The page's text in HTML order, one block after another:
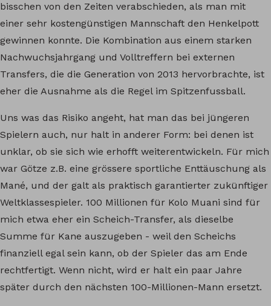
bisschen von den Zeiten verabschieden, als man mit
einer sehr kostengünstigen Mannschaft den Henkelpott
gewinnen konnte. Die Kombination aus einem starken
Nachwuchsjahrgang und Volltreffern bei externen
Transfers, die die Generation von 2013 hervorbrachte, ist
eher die Ausnahme als die Regel im Spitzenfussball.
Uns was das Risiko angeht, hat man das bei jüngeren
Spielern auch, nur halt in anderer Form: bei denen ist
unklar, ob sie sich wie erhofft weiterentwickeln. Für mich
war Götze z.B. eine grössere sportliche Enttäuschung als
Mané, und der galt als praktisch garantierter zukünftiger
Weltklassespieler. 100 Millionen für Kolo Muani sind für
mich etwa eher ein Scheich-Transfer, als dieselbe
Summe für Kane auszugeben - weil den Scheichs
finanziell egal sein kann, ob der Spieler das am Ende
rechtfertigt. Wenn nicht, wird er halt ein paar Jahre
später durch den nächsten 100-Millionen-Mann ersetzt.